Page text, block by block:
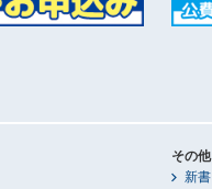
その他
新書